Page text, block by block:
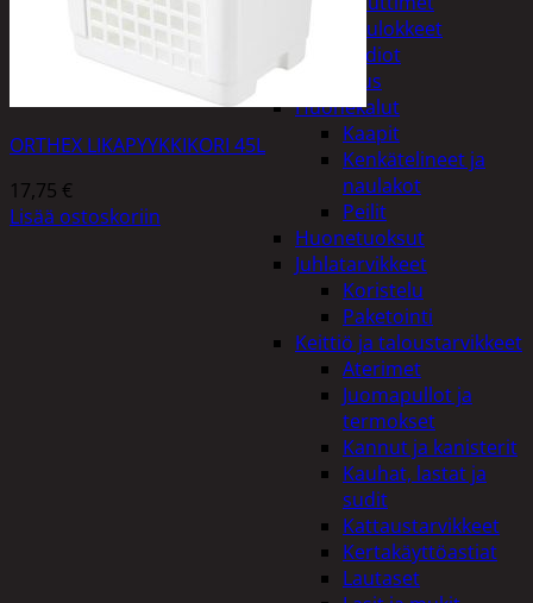
Kuulokkeet
Radiot
Koti ja sisustus
Huonekalut
Kaapit
Kenkätelineet ja
naulakot
Peilit
Huonetuoksut
Juhlatarvikkeet
Koristelu
Paketointi
Keittiö ja taloustarvikkeet
Aterimet
Juomapullot ja
termokset
Kannut ja kanisterit
Kauhat, lastat ja
sudit
Kattaustarvikkeet
Kertakäyttöastiat
Lautaset
ORTHEX LIKAPYYKKIKORI 45L
17,75 €
Lisää ostoskoriin